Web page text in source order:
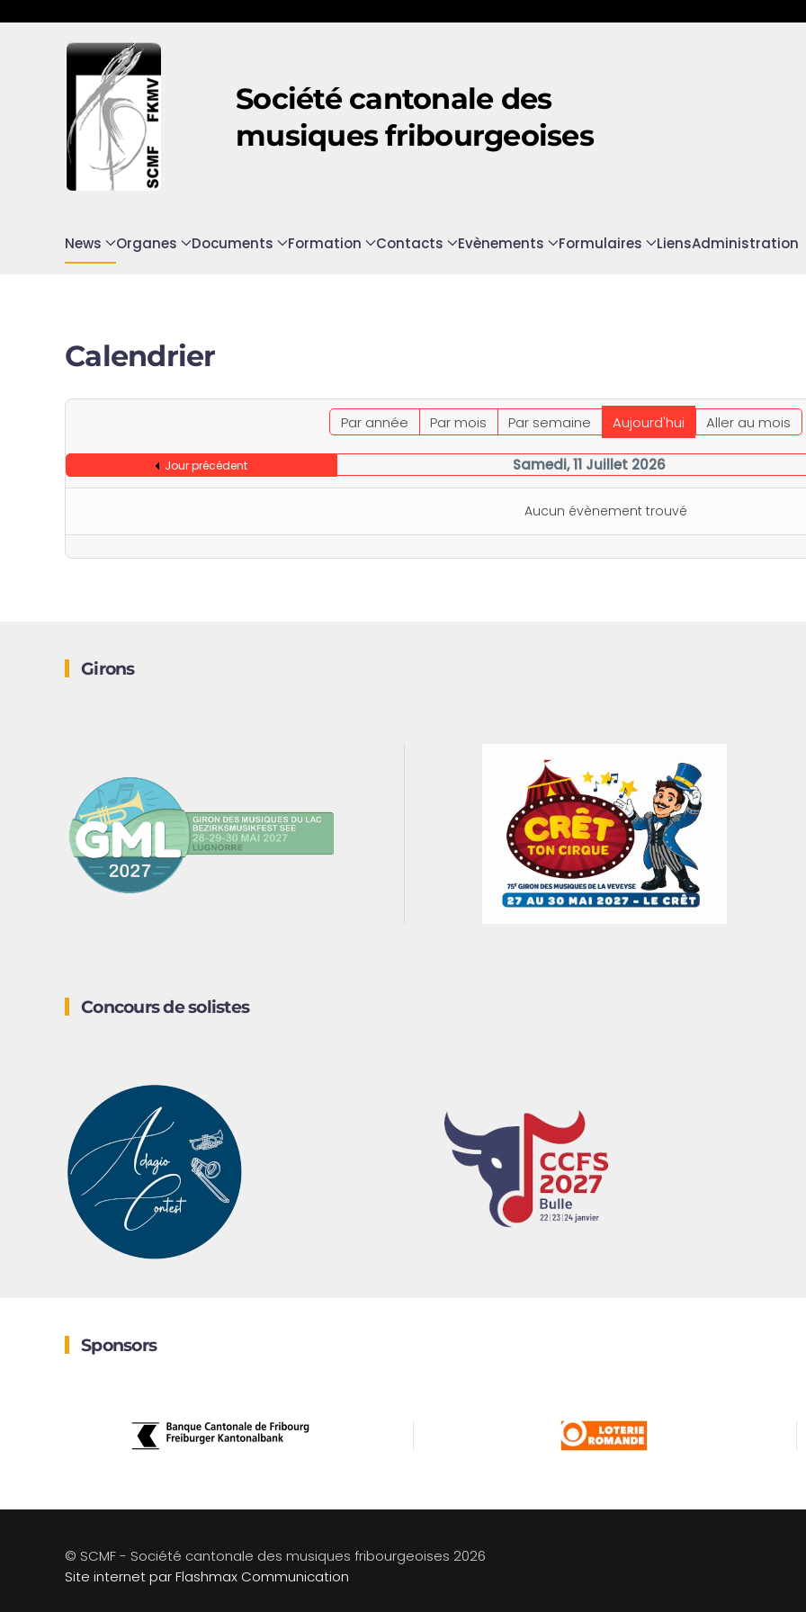
Accéder au contenu principal
Société cantonale des
musiques fribourgeoises
News Organes Documents Formation Contacts Evènements Formulaires LiensAdministration
Calendrier
Par année Par mois Par semaine Aujourd'hui Aller au mois
Jour précédent Samedi, 11 Juillet 2026
Aucun évènement trouvé
Girons
Concours de solistes
Sponsors
© SCMF - Société cantonale des musiques fribourgeoises 2026
Site internet par Flashmax Communication